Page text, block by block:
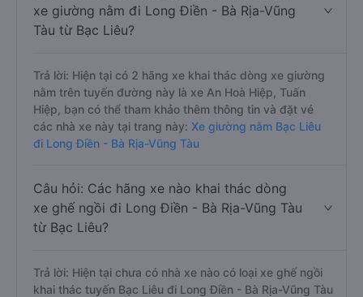
xe giường nằm đi Long Điền - Bà Rịa-Vũng
Tàu từ Bạc Liêu?
Trả lời: Hiện tại có 2 hãng xe khai thác dòng xe giường
nằm trên tuyến đường này là xe An Hoà Hiệp, Tuấn
Hiệp, bạn có thể tham khảo thêm thông tin và đặt vé
các nhà xe này tại trang này: Xe giường nằm Bạc Liêu
đi Long Điền - Bà Rịa-Vũng Tàu
Câu hỏi: Các hãng xe nào khai thác dòng
xe ghế ngồi đi Long Điền - Bà Rịa-Vũng Tàu
từ Bạc Liêu?
Trả lời: Hiện tại chưa có nhà xe nào có loại xe ghế ngồi
khai thác tuyến Bạc Liêu đi Long Điền - Bà Rịa-Vũng Tàu